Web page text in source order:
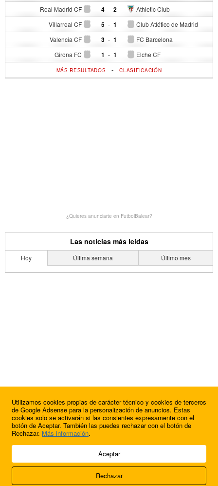
Real Madrid CF 4 - Athletic Club
2
Villarreal CF 5 - Club Atlético de Madrid
1
Valencia CF 3 - FC Barcelona
1
Girona FC 1 - Elche CF
1
MÁS RESULTADOS -CLASIFICACIÓN
¿Quieres anunciarte en FutbolBalear?
Las noticias más leídas
Hoy Última semana Último mes
© 2009 - 2026 Soluciones Corporativas IP, SL.
Acerca de nosotros
Utilizamos cookies propias de carácter técnico y cookies de terceros
de Google Adsense para la personalización de anuncios. Estas
cookies solo se activarán si las consientes expresamente con el
botón de Aceptar. También las puedes rechazar con el botón de
Rechazar. Más información.
Aceptar
Rechazar